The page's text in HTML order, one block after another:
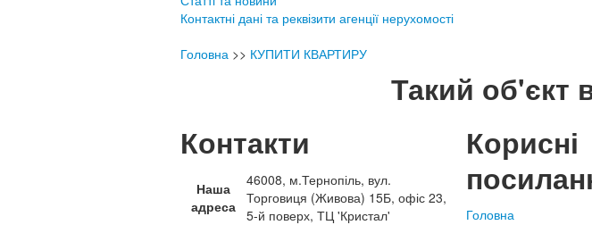
Контактні дані та реквізити агенції нерухомості
Головна >> КУПИТИ КВАРТИРУ
Такий об'єкт
Контакти
Наша
адреса
46008, м.Тернопіль, вул.
Торговиця (Живова) 15Б, офіс 23,
5-й поверх, ТЦ 'Кристал'
Корисні
Головна